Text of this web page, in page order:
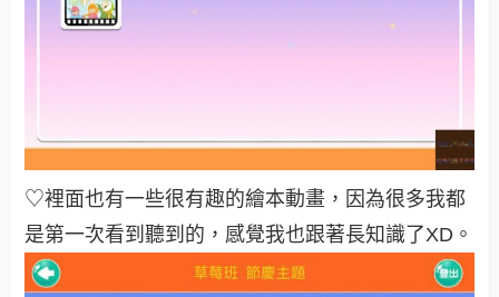
♡裡面也有一些很有趣的繪本動畫，因為很多我都
是第一次看到聽到的，感覺我也跟著長知識了XD。